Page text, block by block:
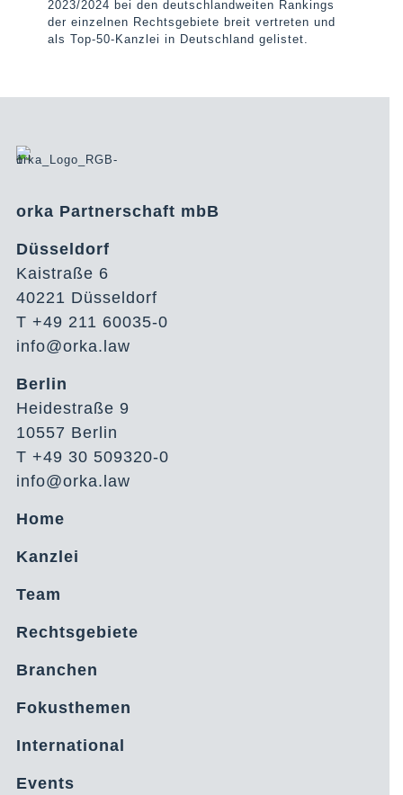
2023/2024 bei den deutschlandweiten Rankings
der einzelnen Rechtsgebiete breit vertreten und
als Top-50-Kanzlei in Deutschland gelistet.
orka Partnerschaft mbB
Düsseldorf
Kaistraße 6
40221 Düsseldorf
T +49 211 60035-0
info@orka.law
Berlin
Heidestraße 9
10557 Berlin
T +49 30 509320-0
info@orka.law
Home
Kanzlei
Team
Rechtsgebiete
Branchen
Fokusthemen
International
Events